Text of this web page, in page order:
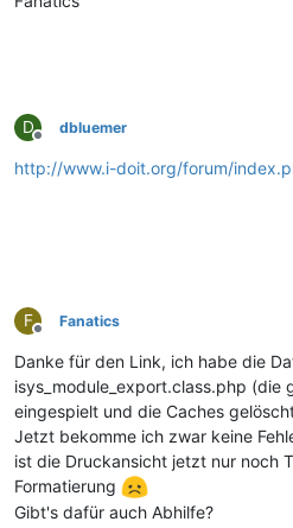
D
Offline
dbluemer
http://www.i-doit.org/forum/
F
Offline
Fanatics
Danke für den Link, ich habe die
isys_module_export.class.php (die
eingespielt und die Caches
Jetzt bekomme ich zwar keine
ist die Druckansicht jetzt nur noch
Formatierung
Gibt's dafür auch Abhilfe?